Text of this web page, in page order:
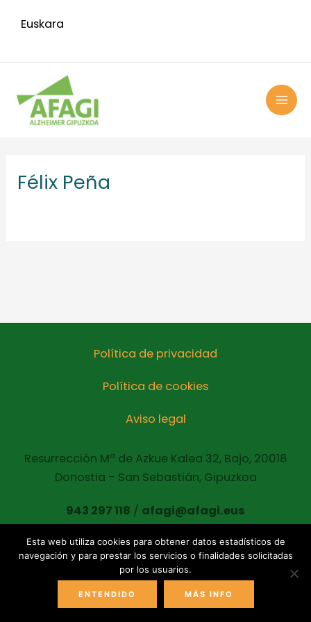
Euskara
Félix Peña
Política de privacidad
Política de cookies
Aviso legal
Resurrección Mª de Azkue Kalea 32, Bajo, 20018
Donostia - San Sebastián, Gipuzkoa
943 297 118 / afagi@afagi.eus
Copyright © 2021 AFAGI Todos los derechos
reservados
Esta web utiliza cookies para obtener datos estadísticos de
navegación y para prestar los servicios o finalidades solicitadas
por los usuarios.
ENTENDIDO MÁS INFO